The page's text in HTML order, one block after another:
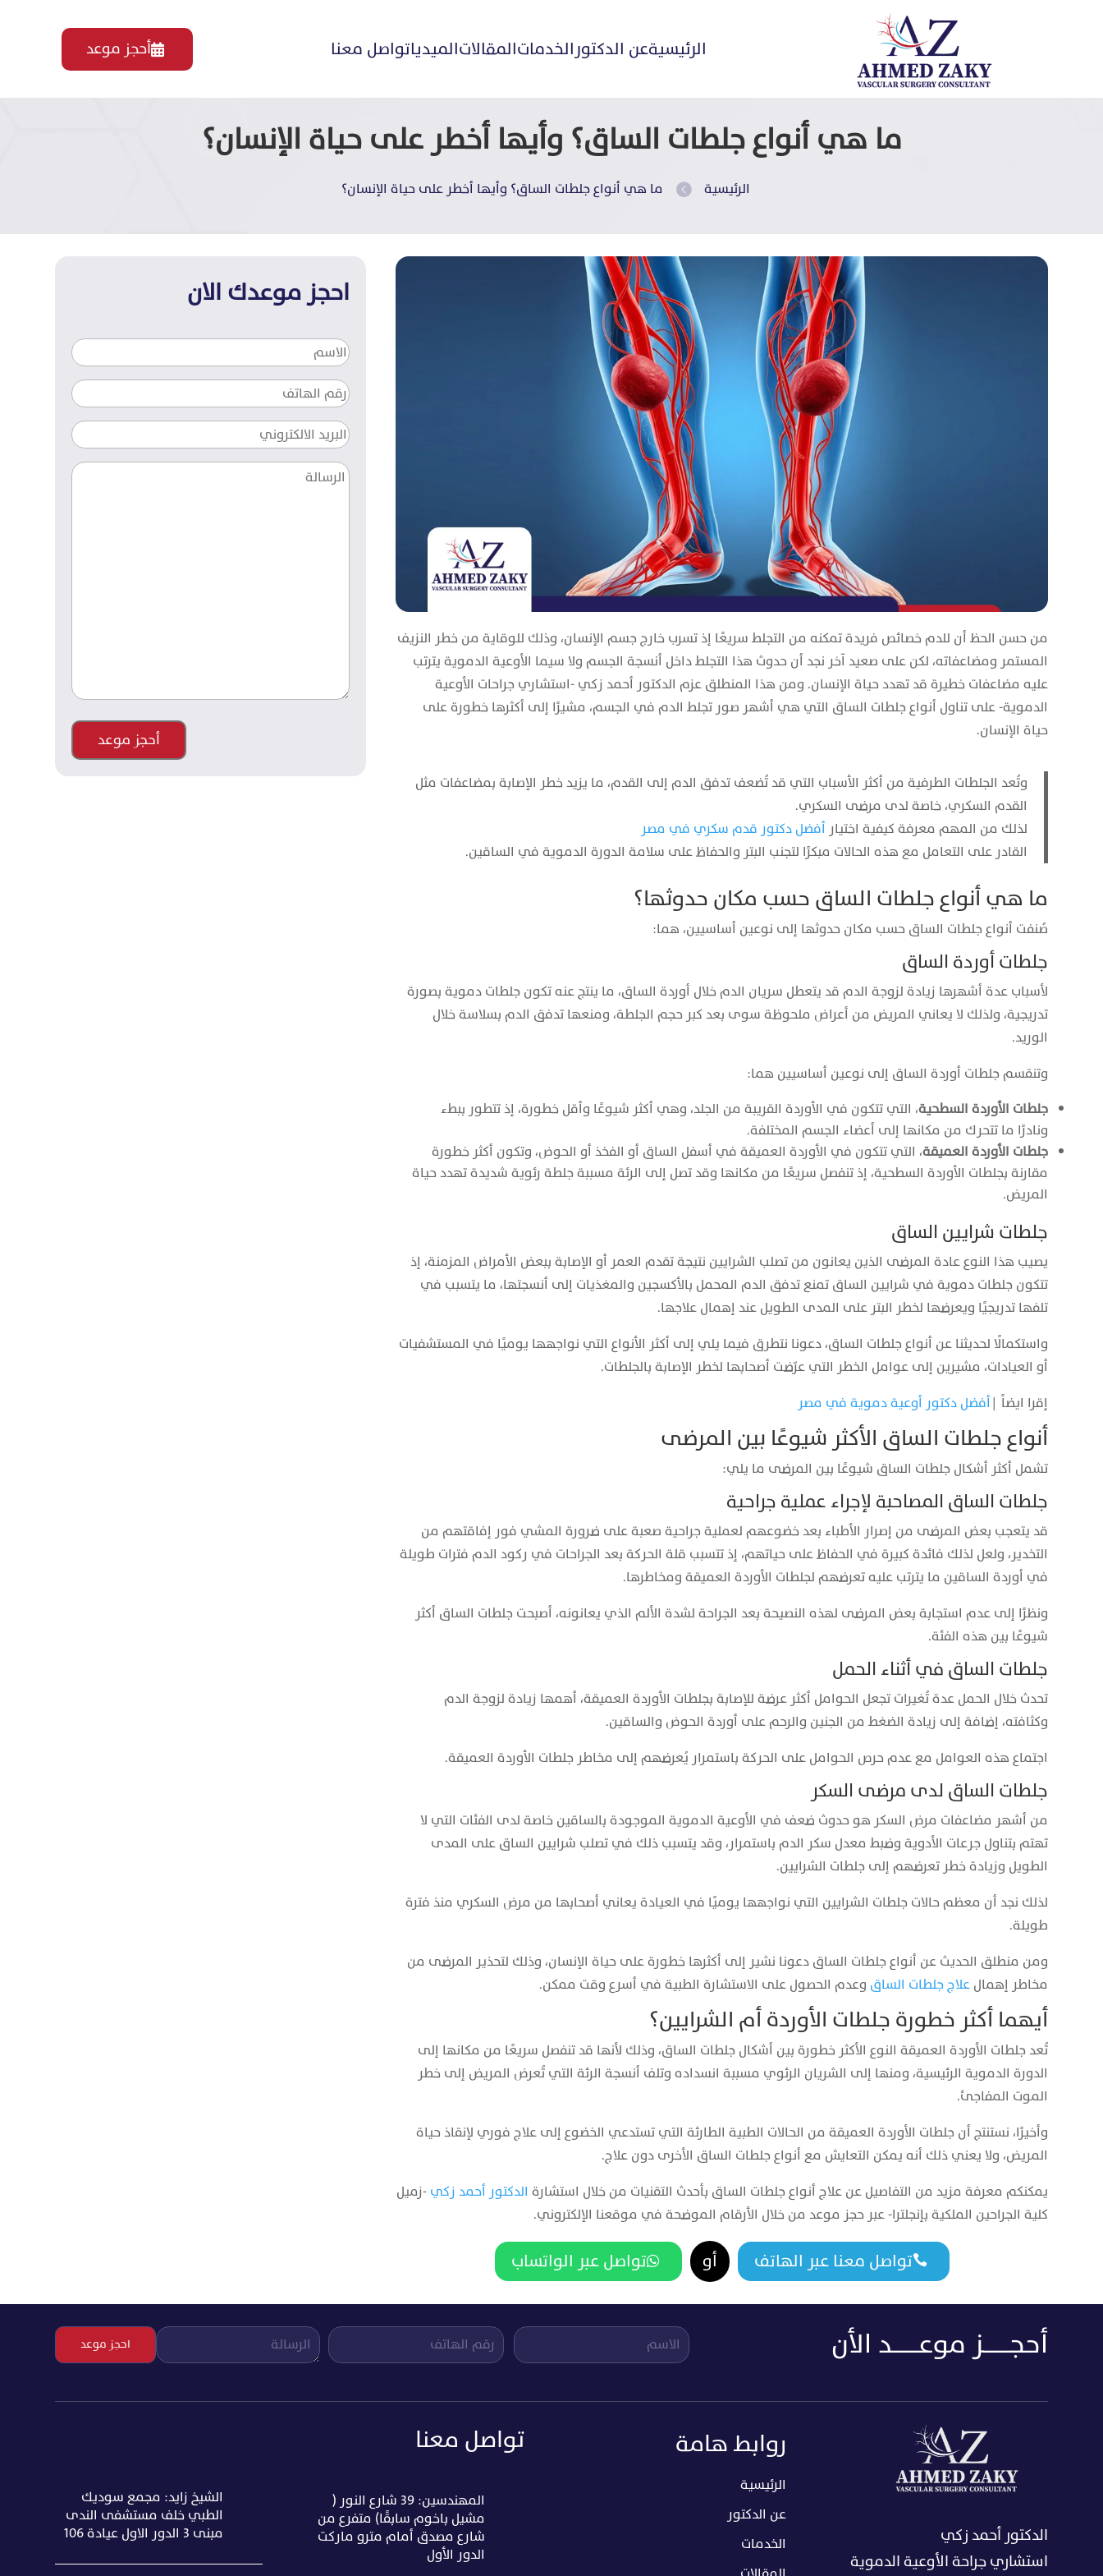
الرئيسيةعن الدكتورالخدماتالمقالاتالميدياتواصل معنا أحجز موعد
ما هي أنواع جلطات الساق؟ وأيها أخطر على حياة الإنسان؟
الرئيسية  ما هي أنواع جلطات الساق؟ وأيها أخطر على حياة الإنسان؟
احجز موعدك الان
من حسن الحظ أن للدم خصائص فريدة تمكنه من التجلط سريعًا إذ تسرب خارج جسم الإنسان، وذلك للوقاية من خطر النزيف
المستمر ومضاعفاته، لكن على صعيد آخر نجد أن حدوث هذا التجلط داخل أنسجة الجسم ولا سيما الأوعية الدموية يترتب
عليه مضاعفات خطيرة قد تهدد حياة الإنسان. ومن هذا المنطلق عزم الدكتور أحمد زكي -استشاري جراحات الأوعية
الدموية- على تناول أنواع جلطات الساق التي هي أشهر صور تجلط الدم في الجسم، مشيرًا إلى أكثرها خطورة على
حياة الإنسان.
وتُعد الجلطات الطرفية من أكثر الأسباب التي قد تُضعف تدفق الدم إلى القدم، ما يزيد خطر الإصابة بمضاعفات مثل
القدم السكري، خاصة لدى مرضى السكري.
لذلك من المهم معرفة كيفية اختيار أفضل دكتور قدم سكري في مصر
القادر على التعامل مع هذه الحالات مبكرًا لتجنب البتر والحفاظ على سلامة الدورة الدموية في الساقين.
ما هي أنواع جلطات الساق حسب مكان حدوثها؟
صُنفت أنواع جلطات الساق حسب مكان حدوثها إلى نوعين أساسيين، هما:
جلطات أوردة الساق
لأسباب عدة أشهرها زيادة لزوجة الدم قد يتعطل سريان الدم خلال أوردة الساق، ما ينتج عنه تكون جلطات دموية بصورة
تدريجية، ولذلك لا يعاني المريض من أعراض ملحوظة سوى بعد كبر حجم الجلطة، ومنعها تدفق الدم بسلاسة خلال
الوريد.
وتنقسم جلطات أوردة الساق إلى نوعين أساسيين هما:
جلطات الأوردة السطحية، التي تتكون في الأوردة القريبة من الجلد، وهي أكثر شيوعًا وأقل خطورة، إذ تتطور ببطء
ونادرًا ما تتحرك من مكانها إلى أعضاء الجسم المختلفة.
جلطات الأوردة العميقة، التي تتكون في الأوردة العميقة في أسفل الساق أو الفخذ أو الحوض، وتكون أكثر خطورة
مقارنة بجلطات الأوردة السطحية، إذ تنفصل سريعًا من مكانها وقد تصل إلى الرئة مسببة جلطة رئوية شديدة تهدد حياة
المريض.
جلطات شرايين الساق
يصيب هذا النوع عادة المرضى الذين يعانون من تصلب الشرايين نتيجة تقدم العمر أو الإصابة ببعض الأمراض المزمنة، إذ
تتكون جلطات دموية في شرايين الساق تمنع تدفق الدم المحمل بالأكسجين والمغذيات إلى أنسجتها، ما يتسبب في
تلفها تدريجيًا ويعرضها لخطر البتر على المدى الطويل عند إهمال علاجها.
واستكمالًا لحديثنا عن أنواع جلطات الساق، دعونا نتطرق فيما يلي إلى أكثر الأنواع التي نواجهها يوميًا في المستشفيات
أو العيادات، مشيرين إلى عوامل الخطر التي عرّضت أصحابها لخطر الإصابة بالجلطات.
إقرا ايضاً |أفضل دكتور أوعية دموية في مصر
أنواع جلطات الساق الأكثر شيوعًا بين المرضى
تشمل أكثر أشكال جلطات الساق شيوعًا بين المرضى ما يلي:
جلطات الساق المصاحبة لإجراء عملية جراحية
قد يتعجب بعض المرضى من إصرار الأطباء بعد خضوعهم لعملية جراحية صعبة على ضرورة المشي فور إفاقتهم من
التخدير، ولعل لذلك فائدة كبيرة في الحفاظ على حياتهم، إذ تتسبب قلة الحركة بعد الجراحات في ركود الدم فترات طويلة
في أوردة الساقين ما يترتب عليه تعرضهم لجلطات الأوردة العميقة ومخاطرها.
ونظرًا إلى عدم استجابة بعض المرضى لهذه النصيحة بعد الجراحة لشدة الألم الذي يعانونه، أصبحت جلطات الساق أكثر
شيوعًا بين هذه الفئة.
جلطات الساق في أثناء الحمل
تحدث خلال الحمل عدة تُغيرات تجعل الحوامل أكثر عرضة للإصابة بجلطات الأوردة العميقة، أهمها زيادة لزوجة الدم
وكثافته، إضافة إلى زيادة الضغط من الجنين والرحم على أوردة الحوض والساقين.
اجتماع هذه العوامل مع عدم حرص الحوامل على الحركة باستمرار يُعرضهم إلى مخاطر جلطات الأوردة العميقة.
جلطات الساق لدى مرضى السكر
من أشهر مضاعفات مرض السكر هو حدوث ضعف في الأوعية الدموية الموجودة بالساقين خاصة لدى الفئات التي لا
تهتم بتناول جرعات الأدوية وضبط معدل سكر الدم باستمرار، وقد يتسبب ذلك في تصلب شرايين الساق على المدى
الطويل وزيادة خطر تعرضهم إلى جلطات الشرايين.
لذلك نجد أن معظم حالات جلطات الشرايين التي نواجهها يوميًا في العيادة يعاني أصحابها من مرض السكري منذ فترة
طويلة.
ومن منطلق الحديث عن أنواع جلطات الساق دعونا نشير إلى أكثرها خطورة على حياة الإنسان، وذلك لتحذير المرضى من
مخاطر إهمالعلاج جلطات الساق وعدم الحصول على الاستشارة الطبية في أسرع وقت ممكن.
أيهما أكثر خطورة جلطات الأوردة أم الشرايين؟
تُعد جلطات الأوردة العميقة النوع الأكثر خطورة بين أشكال جلطات الساق، وذلك لأنها قد تنفصل سريعًا من مكانها إلى
الدورة الدموية الرئيسية، ومنها إلى الشريان الرئوي مسببة انسداده وتلف أنسجة الرئة التي تُعرض المريض إلى خطر
الموت المفاجئ.
وأخيرًا، نستنتج أن جلطات الأوردة العميقة من الحالات الطبية الطارئة التي تستدعي الخضوع إلى علاج فوري لإنقاذ حياة
المريض، ولا يعني ذلك أنه يمكن التعايش مع أنواع جلطات الساق الأخرى دون علاج.
يمكنكم معرفة مزيد من التفاصيل عن علاج أنواع جلطات الساق بأحدث التقنيات من خلال استشارة الدكتور أحمد زكي-زميل
كلية الجراحين الملكية بإنجلترا- عبر حجز موعد من خلال الأرقام الموضحة في موقعنا الإلكتروني.
تواصل معنا عبر الهاتف أو تواصل عبر الواتساب
أحجــــــــز موعــــــــد الأن
الشيخ زايد: مجمع سوديك
الطبي خلف مستشفى الندى
مبنى ٣ الدور الاول عيادة ١٠٦
تواصل معنا
المهندسين: 39 شارع النور (
مشيل باخوم سابقًا) متفرع من
شارع مصدق أمام مترو ماركت
الدور الأول
روابط هامة
الرئيسية
عن الدكتور
الخدمات
الدكتور أحمد زكي
استشاري جراحة الأوعية الدموية